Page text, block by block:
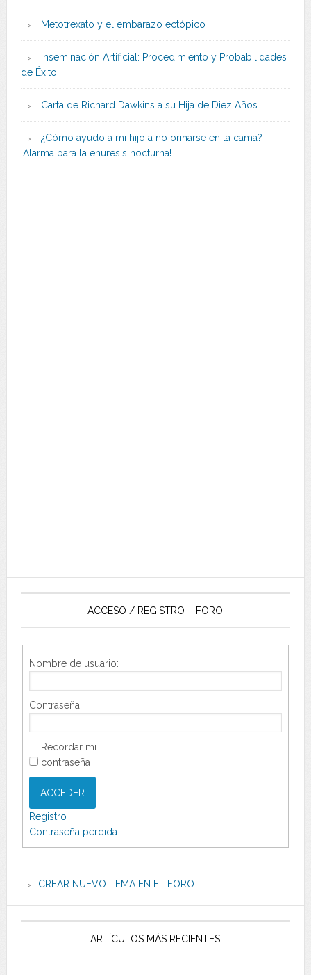
Metotrexato y el embarazo ectópico
Inseminación Artificial: Procedimiento y Probabilidades
de Éxito
Carta de Richard Dawkins a su Hija de Diez Años
¿Cómo ayudo a mi hijo a no orinarse en la cama?
¡Alarma para la enuresis nocturna!
ACCESO / REGISTRO – FORO
Nombre de usuario:
Contraseña:
Recordar mi
contraseña
ACCEDER
Registro
Contraseña perdida
CREAR NUEVO TEMA EN EL FORO
ARTÍCULOS MÁS RECIENTES